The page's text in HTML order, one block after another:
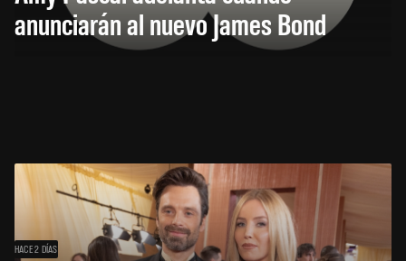
anunciarán al nuevo James Bond
HACE 2 DÍAS